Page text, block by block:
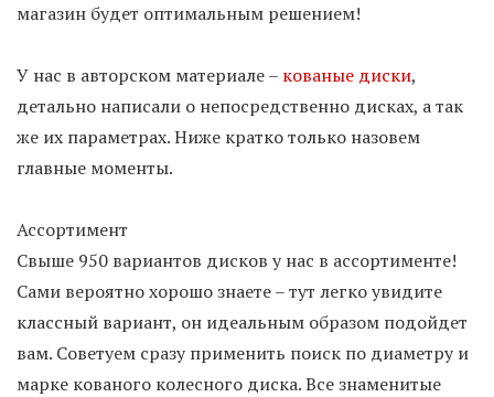
магазин будет оптимальным решением!
У нас в авторском материале – кованые диски,
детально написали о непосредственно дисках, а так
же их параметрах. Ниже кратко только назовем
главные моменты.
Ассортимент
Свыше 950 вариантов дисков у нас в ассортименте!
Сами вероятно хорошо знаете – тут легко увидите
классный вариант, он идеальным образом подойдет
вам. Советуем сразу применить поиск по диаметру и
марке кованого колесного диска. Все знаменитые